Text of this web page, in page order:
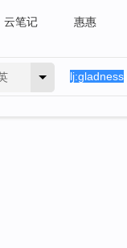
云笔记 惠惠